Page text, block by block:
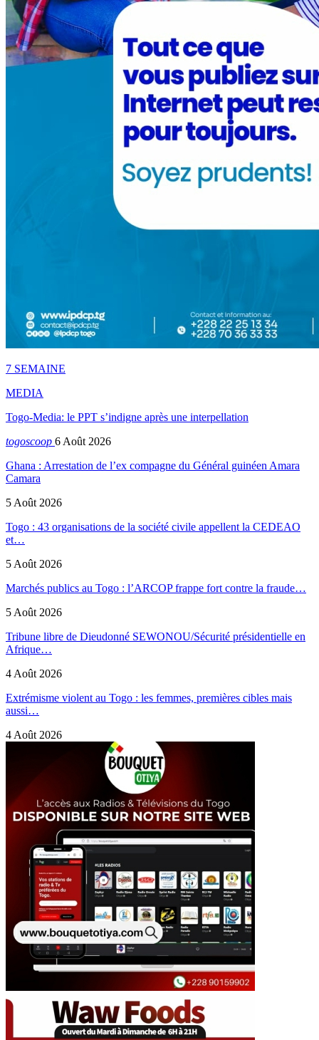
7 SEMAINE
MEDIA
Togo-Media: le PPT s’indigne après une interpellation
togoscoop 6 Août 2026
Ghana : Arrestation de l’ex compagne du Général guinéen Amara
Camara
5 Août 2026
Togo : 43 organisations de la société civile appellent la CEDEAO
et…
5 Août 2026
Marchés publics au Togo : l’ARCOP frappe fort contre la fraude…
5 Août 2026
Tribune libre de Dieudonné SEWONOU/Sécurité présidentielle en
Afrique…
4 Août 2026
Extrémisme violent au Togo : les femmes, premières cibles mais
aussi…
4 Août 2026